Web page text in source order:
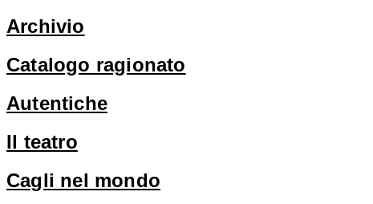
Archivio
Catalogo ragionato
Autentiche
Il teatro
Cagli nel mondo